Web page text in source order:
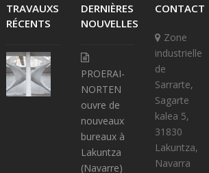
TRAVAUXS
RÉCENTS
DERNIÈRES
NOUVELLES
PROERAI-
NORTEN
ouvre de
nouveaux
bureaux à
Lakuntza
(Navarre)
CONTACT
Zone
industrielle
de
Sarrarte,
Sagarte
kalea 5,
31830
Lakuntza,
Navarra